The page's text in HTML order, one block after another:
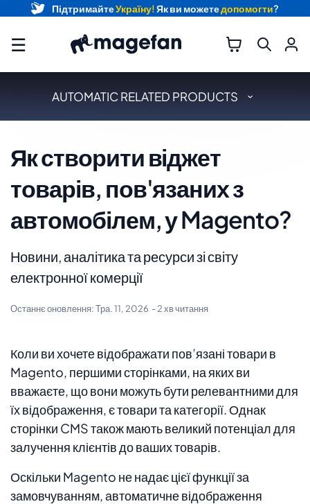
☰
AUTOMATIC RELATED PRODUCTS
Як створити віджет
товарів, пов'язаних з
автомобілем, у Magento?
Новини, аналітика та ресурси зі світу
електронної комерції
Останнє оновлення:Тра. 11, 2026 - 2 хв читання
Коли ви хочете відображати пов’язані товари в
Magento, першими сторінками, на яких ви
вважаєте, що вони можуть бути релевантними для
їх відображення, є товари та категорії. Однак
сторінки CMS також мають великий потенціал для
залучення клієнтів до ваших товарів.
Оскільки Magento не надає цієї функції за
замовчуванням, автоматичне відображення
ПідтримайтеУкраїну!Як ви можетедопомогти?